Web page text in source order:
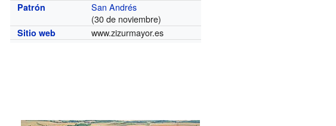
Patrón
San Andrés
(30 de noviembre)
Sitio web www.zizurmayor.es